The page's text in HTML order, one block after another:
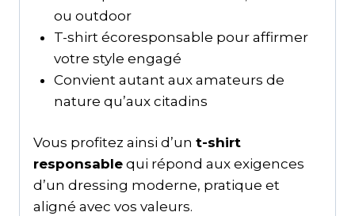
ou outdoor
T-shirt écoresponsable pour affirmer
votre style engagé
Convient autant aux amateurs de
nature qu’aux citadins
Vous profitez ainsi d’un t-shirt
responsable qui répond aux exigences
d’un dressing moderne, pratique et
aligné avec vos valeurs.